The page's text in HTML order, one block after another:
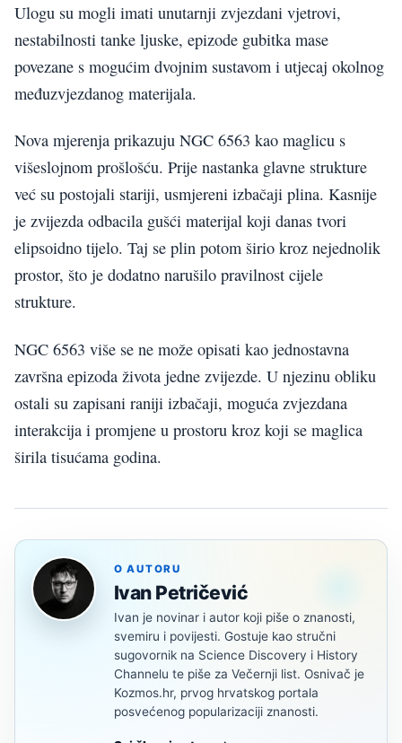
Ulogu su mogli imati unutarnji zvjezdani vjetrovi,
nestabilnosti tanke ljuske, epizode gubitka mase
povezane s mogućim dvojnim sustavom i utjecaj okolnog
međuzvjezdanog materijala.
Nova mjerenja prikazuju NGC 6563 kao maglicu s
višeslojnom prošlošću. Prije nastanka glavne strukture
već su postojali stariji, usmjereni izbačaji plina. Kasnije
je zvijezda odbacila gušći materijal koji danas tvori
elipsoidno tijelo. Taj se plin potom širio kroz nejednolik
prostor, što je dodatno narušilo pravilnost cijele
strukture.
NGC 6563 više se ne može opisati kao jednostavna
završna epizoda života jedne zvijezde. U njezinu obliku
ostali su zapisani raniji izbačaji, moguća zvjezdana
interakcija i promjene u prostoru kroz koji se maglica
širila tisućama godina.
O AUTORU
Ivan Petričević
Ivan je novinar i autor koji piše o znanosti,
svemiru i povijesti. Gostuje kao stručni
sugovornik na Science Discovery i History
Channelu te piše za Večernji list. Osnivač je
Kozmos.hr, prvog hrvatskog portala
posvećenog popularizaciji znanosti.